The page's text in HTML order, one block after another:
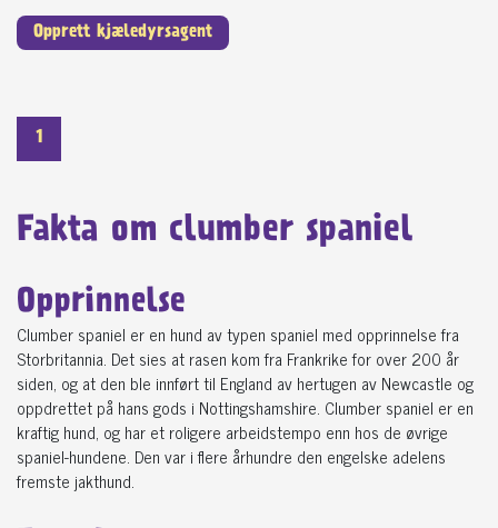
Opprett kjæledyrsagent
1
Fakta om clumber spaniel
Opprinnelse
Clumber spaniel er en hund av typen spaniel med opprinnelse fra
Storbritannia. Det sies at rasen kom fra Frankrike for over 200 år
siden, og at den ble innført til England av hertugen av Newcastle og
oppdrettet på hans gods i Nottingshamshire. Clumber spaniel er en
kraftig hund, og har et roligere arbeidstempo enn hos de øvrige
spaniel-hundene. Den var i flere århundre den engelske adelens
fremste jakthund.